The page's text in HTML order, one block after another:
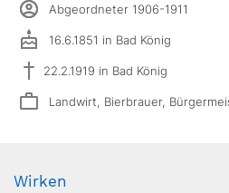
Abgeordneter 1906-1911
16.6.1851 in Bad König
22.2.1919 in Bad König
Landwirt, Bierbrauer,
Wirken